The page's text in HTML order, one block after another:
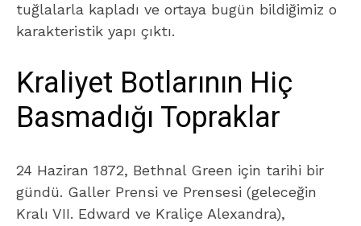
tuğlalarla kapladı ve ortaya bugün bildiğimiz o
karakteristik yapı çıktı.
Kraliyet Botlarının Hiç
Basmadığı Topraklar
24 Haziran 1872, Bethnal Green için tarihi bir
gündü. Galler Prensi ve Prensesi (geleceğin
Kralı VII. Edward ve Kraliçe Alexandra),